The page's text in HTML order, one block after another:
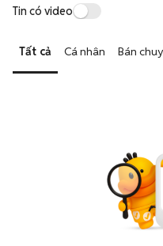
Giao dịch thực tế: Việc
Tin có video
Tất cả Cá nhân Bán